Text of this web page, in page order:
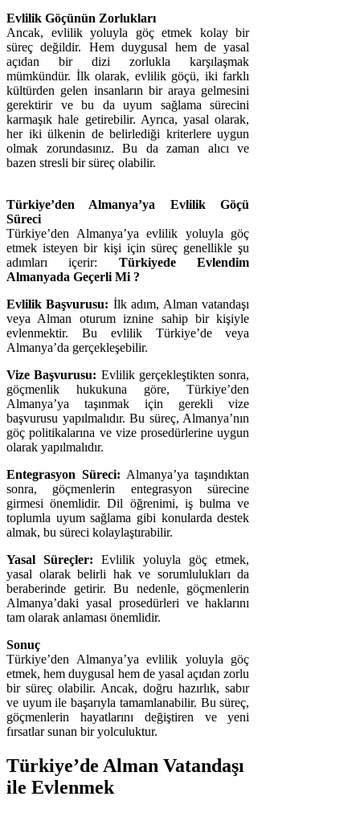
Evlilik Göçünün Zorlukları
Ancak, evlilik yoluyla göç etmek kolay bir
süreç değildir. Hem duygusal hem de yasal
açıdan bir dizi zorlukla karşılaşmak
mümkündür. İlk olarak, evlilik göçü, iki farklı
kültürden gelen insanların bir araya gelmesini
gerektirir ve bu da uyum sağlama sürecini
karmaşık hale getirebilir. Ayrıca, yasal olarak,
her iki ülkenin de belirlediği kriterlere uygun
olmak zorundasınız. Bu da zaman alıcı ve
bazen stresli bir süreç olabilir.
Türkiye’den Almanya’ya Evlilik Göçü
Süreci
Türkiye’den Almanya’ya evlilik yoluyla göç
etmek isteyen bir kişi için süreç genellikle şu
adımları içerir: Türkiyede Evlendim
Almanyada Geçerli Mi ?
Evlilik Başvurusu: İlk adım, Alman vatandaşı
veya Alman oturum iznine sahip bir kişiyle
evlenmektir. Bu evlilik Türkiye’de veya
Almanya’da gerçekleşebilir.
Vize Başvurusu: Evlilik gerçekleştikten sonra,
göçmenlik hukukuna göre, Türkiye’den
Almanya’ya taşınmak için gerekli vize
başvurusu yapılmalıdır. Bu süreç, Almanya’nın
göç politikalarına ve vize prosedürlerine uygun
olarak yapılmalıdır.
Entegrasyon Süreci: Almanya’ya taşındıktan
sonra, göçmenlerin entegrasyon sürecine
girmesi önemlidir. Dil öğrenimi, iş bulma ve
toplumla uyum sağlama gibi konularda destek
almak, bu süreci kolaylaştırabilir.
Yasal Süreçler: Evlilik yoluyla göç etmek,
yasal olarak belirli hak ve sorumlulukları da
beraberinde getirir. Bu nedenle, göçmenlerin
Almanya’daki yasal prosedürleri ve haklarını
tam olarak anlaması önemlidir.
Sonuç
Türkiye’den Almanya’ya evlilik yoluyla göç
etmek, hem duygusal hem de yasal açıdan zorlu
bir süreç olabilir. Ancak, doğru hazırlık, sabır
ve uyum ile başarıyla tamamlanabilir. Bu süreç,
göçmenlerin hayatlarını değiştiren ve yeni
fırsatlar sunan bir yolculuktur.
Türkiye’de Alman Vatandaşı
ile Evlenmek